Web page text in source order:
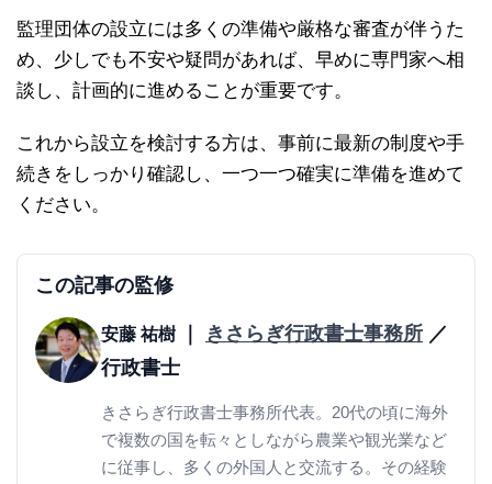
監理団体の設立には多くの準備や厳格な審査が伴うた
め、少しでも不安や疑問があれば、早めに専門家へ相
談し、計画的に進めることが重要です。
これから設立を検討する方は、事前に最新の制度や手
続きをしっかり確認し、一つ一つ確実に準備を進めて
ください。
この記事の監修
安藤 祐樹 きさらぎ行政書士事務所 ／
行政書士
きさらぎ行政書士事務所代表。20代の頃に海外
で複数の国を転々としながら農業や観光業など
に従事し、多くの外国人と交流する。その経験